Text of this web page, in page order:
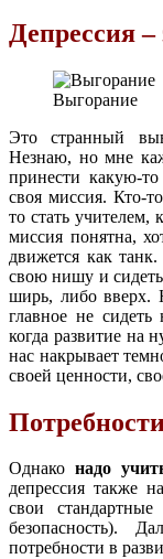
Депрессия
Выгорание
Это странный
Незнаю, но мне
принести какую-
своя миссия. Кто-
то стать учителем,
миссия понятна,
движется как
свою нишу и сидеть
ширь, либо вверх.
главное не сидеть
когда развитие на
нас накрывает
своей ценности,
Однако надо
депрессия также
свои
безопасность).
потребности в